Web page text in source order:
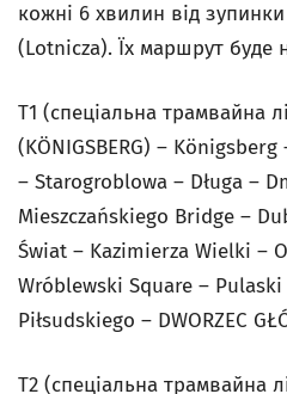
кожні 6 хвилин від
(Lotnicza). Їх маршрут буде
Т1 (спеціальна трамвайна
(KÖNIGSBERG) –
– Starogroblowa – Długa –
Mieszczańskiego Bridge –
Świat – Kazimierza Wielki –
Wróblewski Square – Pulaski
Piłsudskiego – DWORZEC
Т2 (спеціальна трамвайна